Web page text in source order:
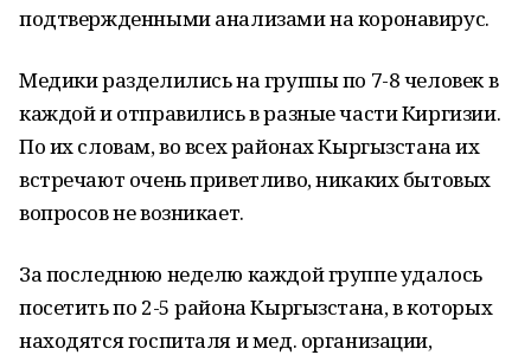
подтвержденными анализами на коронавирус.
Медики разделились на группы по 7-8 человек в
каждой и отправились в разные части Киргизии.
По их словам, во всех районах Кыргызстана их
встречают очень приветливо, никаких бытовых
вопросов не возникает.
За последнюю неделю каждой группе удалось
посетить по 2-5 района Кыргызстана, в которых
находятся госпиталя и мед. организации,